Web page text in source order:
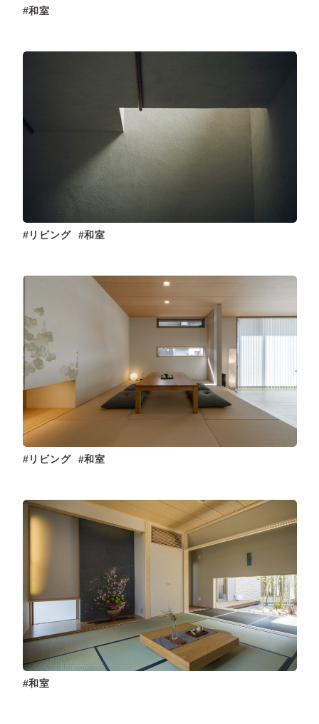
和室
リビング 和室
リビング 和室
和室